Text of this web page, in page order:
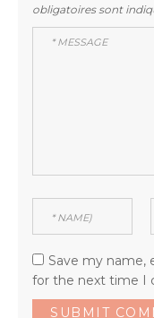
obligatoires sont
Save my name,
for the next time I